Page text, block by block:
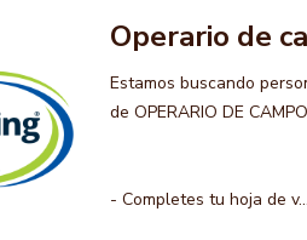
Operario de
Estamos buscando
de OPERARIO DE
- Completes tu hoja de v...